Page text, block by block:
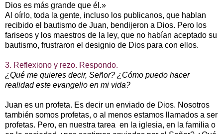
Dios es más grande que él.»
Al oírlo, toda la gente, incluso los publicanos, que hablan
recibido el bautismo de Juan, bendijeron a Dios. Pero los
fariseos y los maestros de la ley, que no habían aceptado su
bautismo, frustraron el designio de Dios para con ellos.
3. Reflexiono y rezo. Respondo.
¿Qué me quieres decir, Señor? ¿Cómo puedo hacer
realidad este evangelio en mi vida?
Juan es un profeta. Es decir un enviado de Dios. Nosotros
también somos profetas, o al menos estamos llamados a ser
profetas. Pero, en nuestra tarea en la iglesia, en la familia o